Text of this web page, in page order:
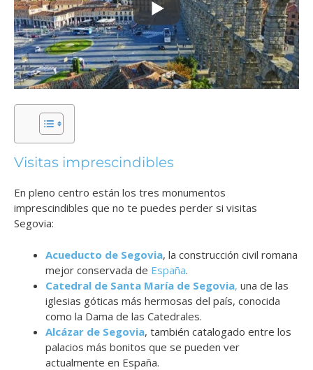
Visitas imprescindibles
En pleno centro están los tres monumentos
imprescindibles que no te puedes perder si visitas
Segovia:
Acueducto de Segovia, la construcción civil romana
mejor conservada de España.
Catedral de Santa María de Segovia, una de las
iglesias góticas más hermosas del país, conocida
como la Dama de las Catedrales.
Alcázar de Segovia, también catalogado entre los
palacios más bonitos que se pueden ver
actualmente en España.